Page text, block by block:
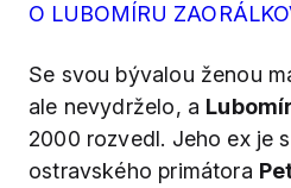
O LUBOMÍRU
Se svou bývalou ženou
ale nevydrželo, a
2000 rozvedl. Jeho ex je
ostravského primátora